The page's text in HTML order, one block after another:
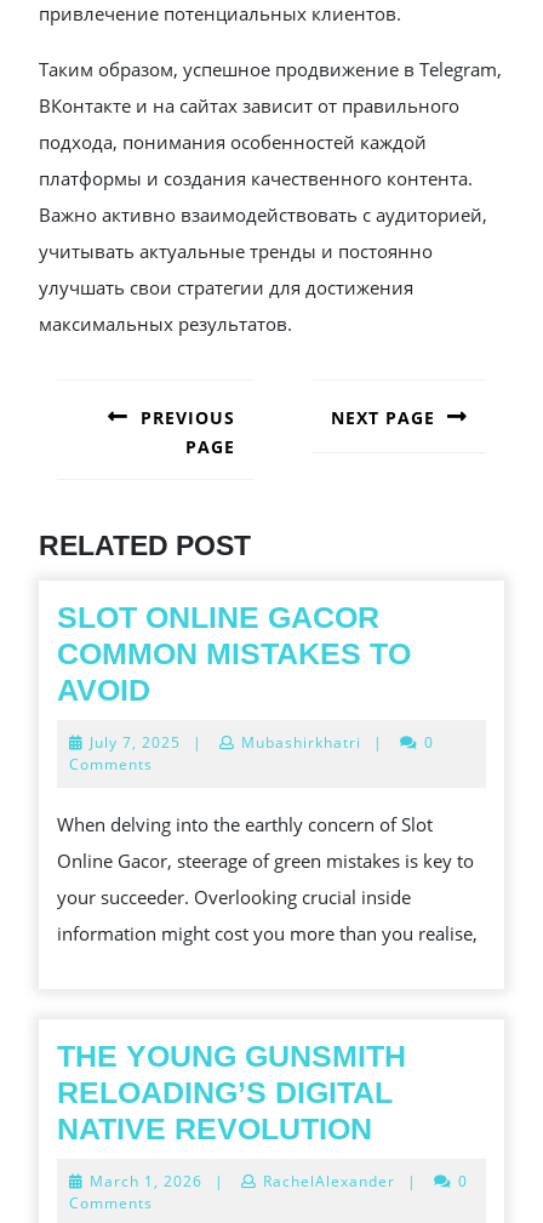
привлечение потенциальных клиентов.
Таким образом, успешное продвижение в Telegram,
ВКонтакте и на сайтах зависит от правильного
подхода, понимания особенностей каждой
платформы и создания качественного контента.
Важно активно взаимодействовать с аудиторией,
учитывать актуальные тренды и постоянно
улучшать свои стратегии для достижения
максимальных результатов.
NAVIGATION
PREVIOUS
PAGE
NEXT PAGE
RELATED POST
SLOT ONLINE GACOR
COMMON MISTAKES TO
AVOID
GACOR
MISTAKES
TO
AVOID
July 7, 2025 July| Mubashirkhatri |
0
Comments
When delving into the earthly concern of Slot
Online Gacor, steerage of green mistakes is key to
your succeeder. Overlooking crucial inside
information might cost you more than you realise,
THE YOUNG GUNSMITH
RELOADING’S DIGITAL
NATIVE REVOLUTION
GUNSMITH
March 1, 2026 March
| RachelAlexander |
0
Comments